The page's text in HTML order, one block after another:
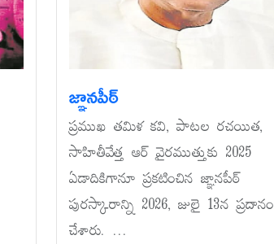
జ్ఞానపీఠ్‌
ప్రముఖ తమిళ కవి, పాటల రచయిత,
సాహితీవేత్త ఆర్‌ వైరముత్తుకు 2025
ఏడాదికిగానూ ప్రకటించిన జ్ఞానపీఠ్‌
పురస్కారాన్ని 2026, జులై 13న ప్రదానం
చేశారు. ...